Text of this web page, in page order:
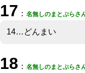
17 ： 名無しのまとぷらさ
14…どんまい
18 ： 名無しのまとぷらさ